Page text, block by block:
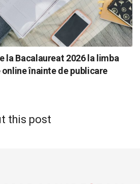
la Bacalaureat 2026 la limba
înainte de publicare
this post